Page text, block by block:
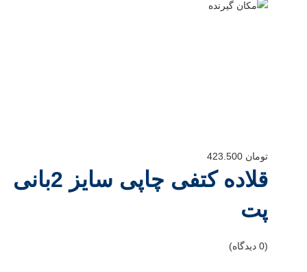
تومان
قلاده کتفی چاپی سایز 2بانی
پت
(0 دیدگاه)